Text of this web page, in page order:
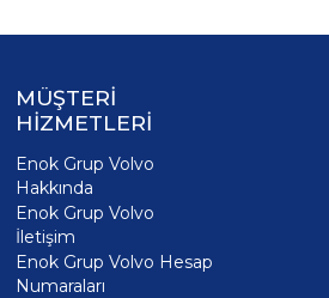
MÜŞTERİ
HİZMETLERİ
Enok Grup Volvo
Hakkında
Enok Grup Volvo
İletişim
Enok Grup Volvo Hesap
Numaraları